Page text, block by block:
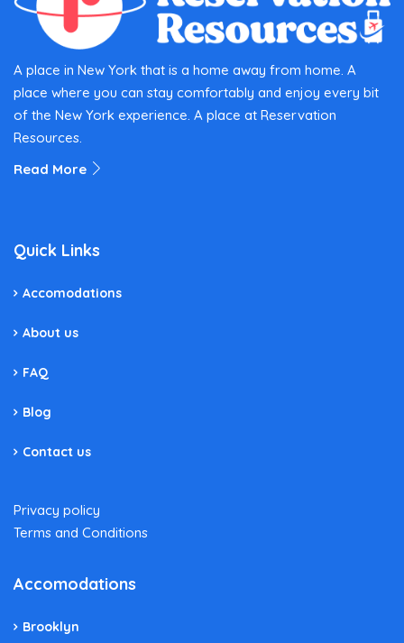
A place in New York that is a home away from home. A
place where you can stay comfortably and enjoy every bit
of the New York experience. A place at Reservation
Resources.
Read More
Quick Links
Accomodations
About us
FAQ
Blog
Contact us
Privacy policy
Terms and Conditions
Accomodations
Brooklyn